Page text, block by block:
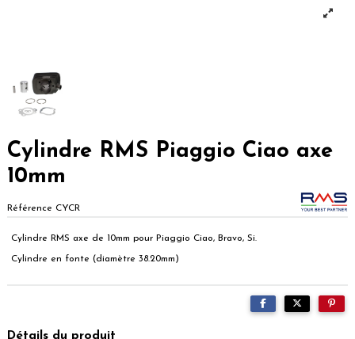
Cylindre RMS Piaggio Ciao axe
10mm
Référence CYCR
Cylindre RMS axe de 10mm pour Piaggio Ciao, Bravo, Si.
Cylindre en fonte (diamètre 38.20mm)
Détails du produit